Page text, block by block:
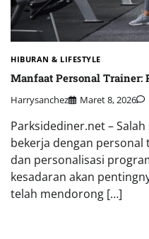
HIBURAN & LIFESTYLE
Manfaat Personal
Harrysanchez Maret 8, 2026
Parksidediner.net –
bekerja dengan
dan personalisasi
kesadaran akan
telah mendorong […]